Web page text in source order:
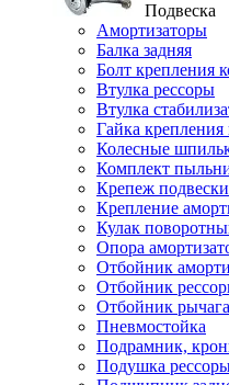
Подвеска
Амортизаторы
Балка задняя
Болт крепления
Втулка рессоры
Втулка
Гайка крепления
Колесные
Комплект
Крепеж подвески
Крепление
Кулак
Опора
Отбойник
Отбойник
Отбойник рычага
Пневмостойка
Подрамник,
Подушка